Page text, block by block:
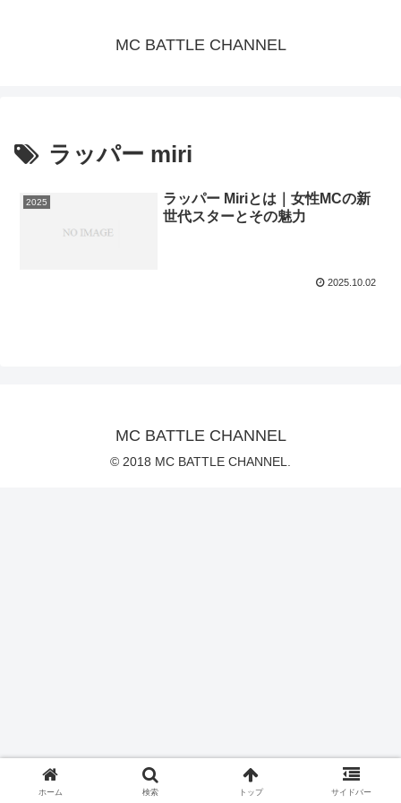
MC BATTLE CHANNEL
ラッパー miri
2025
ラッパー Miriとは｜女性MCの新
世代スターとその魅力
2025.10.02
MC BATTLE CHANNEL
© 2018 MC BATTLE CHANNEL.
ホーム 検索 トップ サイドバー